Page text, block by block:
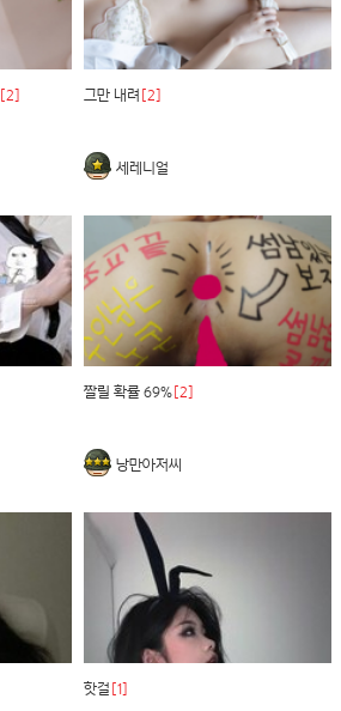
[2] 그만 내려 [2]
세레니얼
짤릴 확률 69% [2]
낭만아저씨
핫걸 [1]